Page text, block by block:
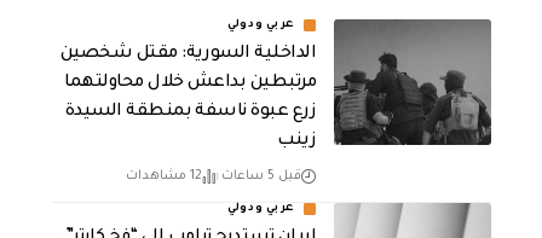
عربي ودولي
الداخلية السورية: مقتل شخصين
مرتبطين بداعش خلال محاولتهما
زرع عبوة ناسفة بمنطقة السيدة
زينب
قبل 5 ساعات 12 مشاهدات
عربي ودولي